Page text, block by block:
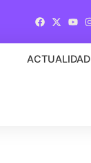
ACTUALIDAD